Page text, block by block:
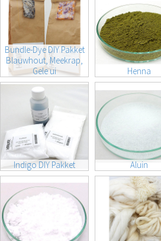
Bundle-Dye DIY Pakket
Blauwhout, Meekrap,
Gele ui
Henna
Indigo DIY Pakket Aluin